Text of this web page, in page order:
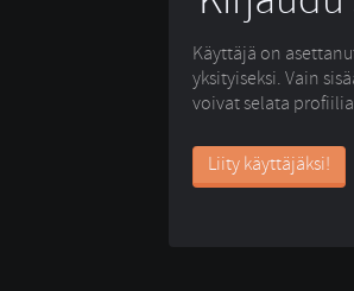
Käyttäjä on
yksityiseksi. Vain
voivat selata
Liity käyttäjäksi!